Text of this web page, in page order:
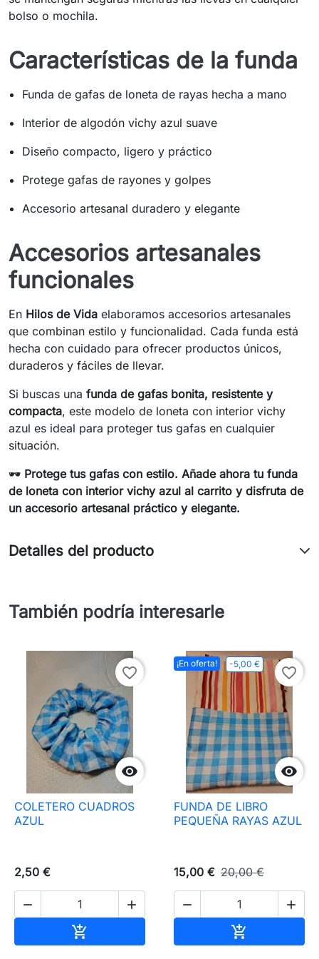
bolso o mochila.
Características de la funda
Funda de gafas de loneta de rayas hecha a mano
Interior de algodón vichy azul suave
Diseño compacto, ligero y práctico
Protege gafas de rayones y golpes
Accesorio artesanal duradero y elegante
Accesorios artesanales
funcionales
En Hilos de Vida elaboramos accesorios artesanales
que combinan estilo y funcionalidad. Cada funda está
hecha con cuidado para ofrecer productos únicos,
duraderos y fáciles de llevar.
Si buscas una funda de gafas bonita, resistente y
compacta, este modelo de loneta con interior vichy
azul es ideal para proteger tus gafas en cualquier
situación.
🕶️ Protege tus gafas con estilo. Añade ahora tu funda
de loneta con interior vichy azul al carrito y disfruta de
un accesorio artesanal práctico y elegante.
Detalles del producto
También podría interesarle

favorite_border
COLETERO CUADROS
AZUL
2,50 €
 

¡En oferta! -5,00 €

favorite_border
FUNDA DE LIBRO
PEQUEÑA RAYAS AZUL
15,00 € 20,00 €
 
